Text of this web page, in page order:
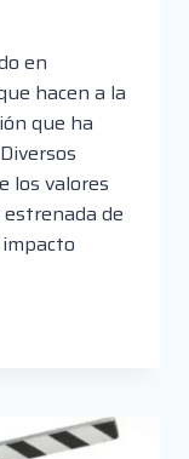
en
hacen a la
que ha
los valores
estrenada de